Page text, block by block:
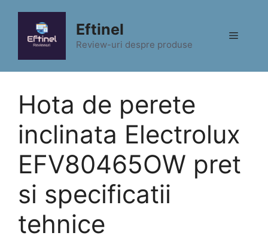
conținut
Eftinel
Review-uri despre produse
Meniu
Hota de perete
inclinata Electrolux
EFV80465OW pret
si specificatii
tehnice